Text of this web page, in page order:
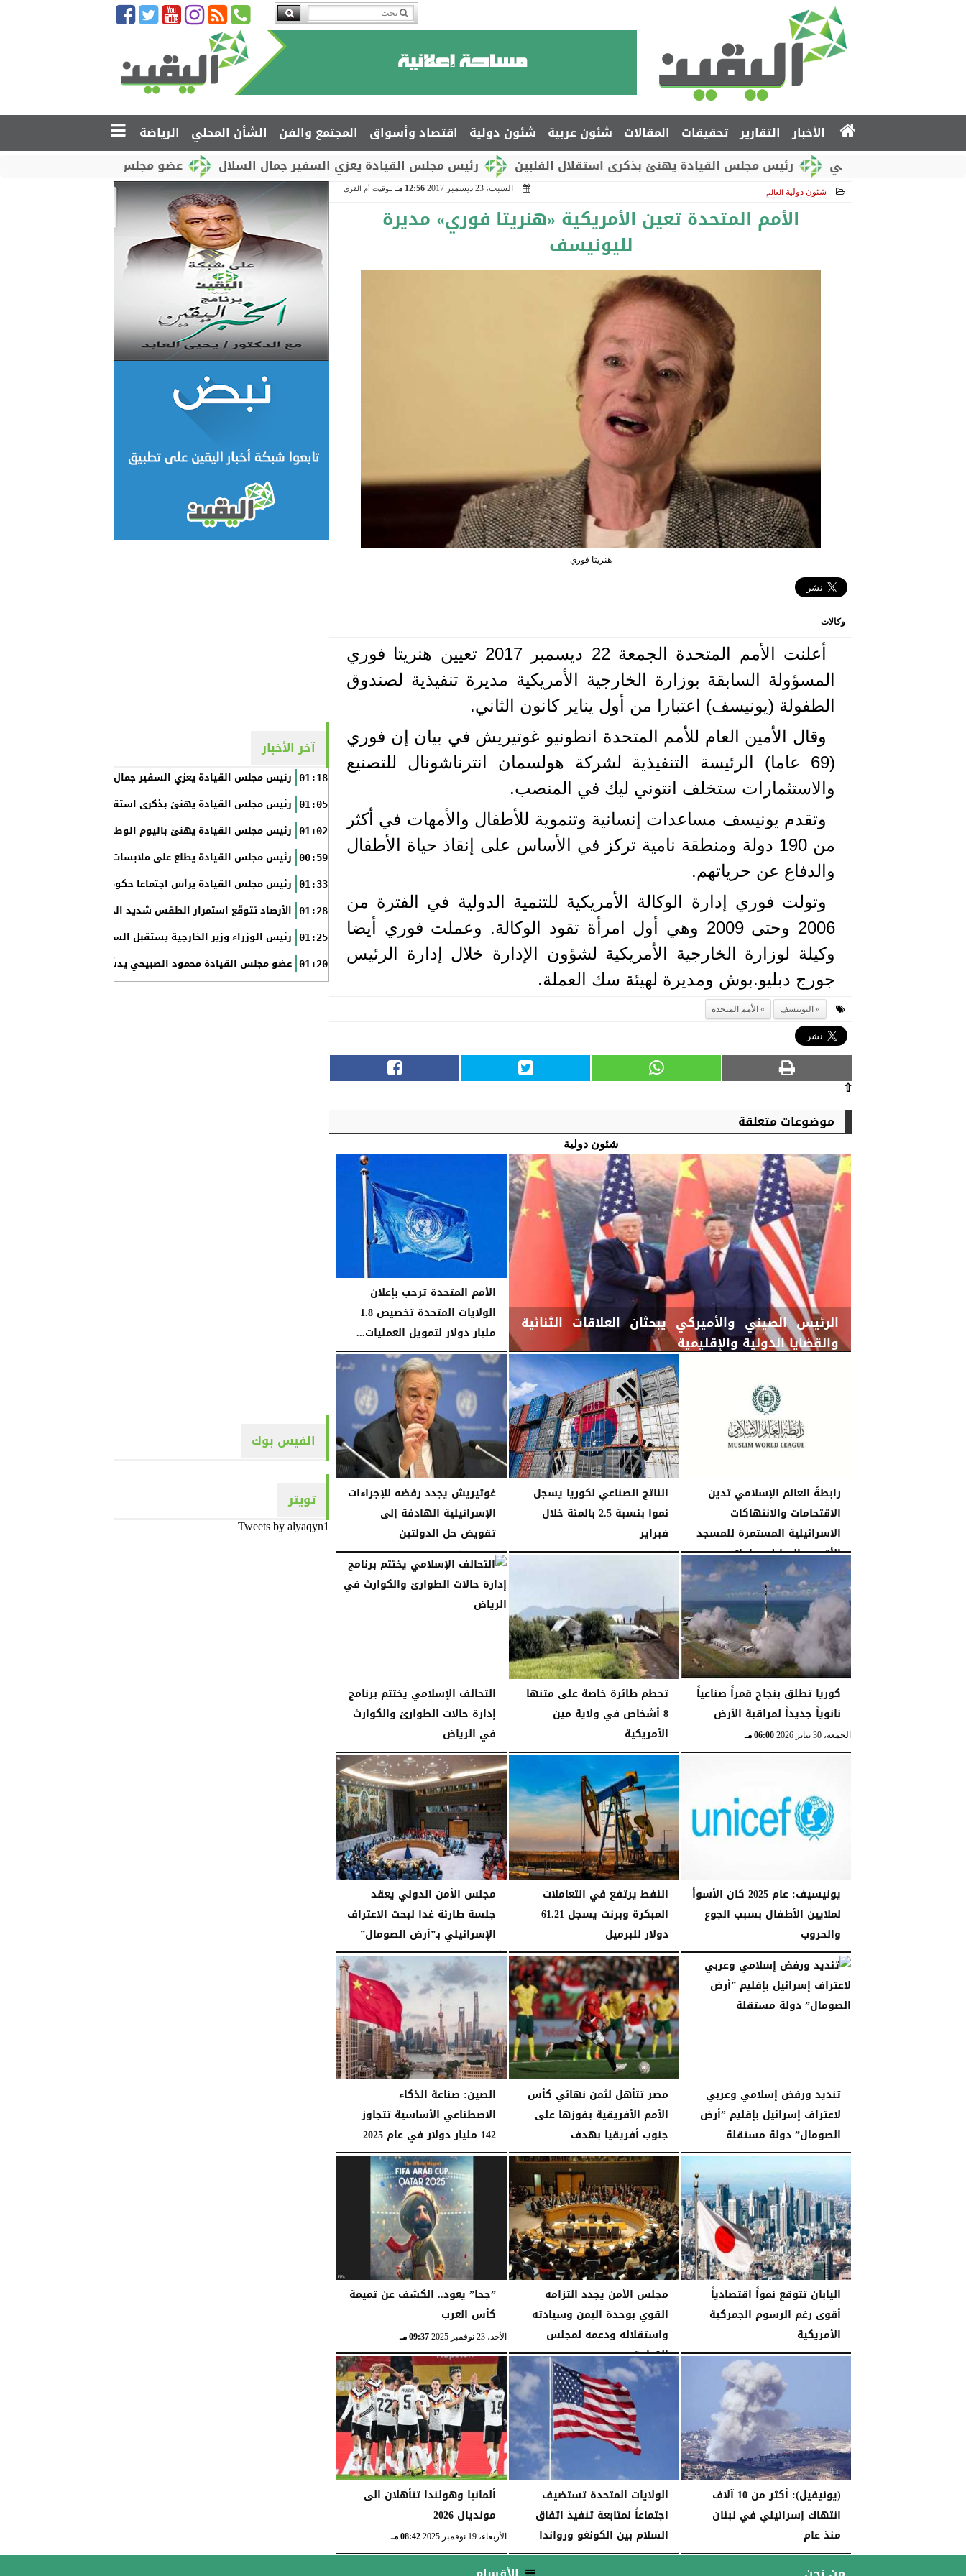
الأخبار التقارير تحقيقات المقالات شئون عربية شئون دولية اقتصاد وأسواق المجتمع والفن الشأن المحلي
الرياضة
عضو مجلس القيادة محمود الصبيحي يدشّن
رئيس مجلس القيادة يعزي السفير جمال السلال رئيس مجلس القيادة يهنئ بذكرى استقلال الفلبين
شئون دولية العالم السبت، 23 ديسمبر 2017 12:56 مـ بتوقيت أم القرى
الأمم المتحدة تعين الأمريكية «هنريتا فوري» مديرة
لليونيسف
هنريتا فوري
وكالات
أعلنت الأمم المتحدة الجمعة 22 ديسمبر 2017 تعيين هنريتا فوري
المسؤولة السابقة بوزارة الخارجية الأمريكية مديرة تنفيذية لصندوق
الطفولة (يونيسف) اعتبارا من أول يناير كانون الثاني.
وقال الأمين العام للأمم المتحدة انطونيو غوتيريش في بيان إن فوري
(69 عاما) الرئيسة التنفيذية لشركة هولسمان انترناشونال للتصنيع
والاستثمارات ستخلف انتوني ليك في المنصب.
وتقدم يونيسف مساعدات إنسانية وتنموية للأطفال والأمهات في أكثر
من 190 دولة ومنطقة نامية تركز في الأساس على إنقاذ حياة الأطفال
والدفاع عن حرياتهم.
وتولت فوري إدارة الوكالة الأمريكية للتنمية الدولية في الفترة من
2006 وحتى 2009 وهي أول امرأة تقود الوكالة. وعملت فوري أيضا
وكيلة لوزارة الخارجية الأمريكية لشؤون الإدارة خلال إدارة الرئيس
جورج دبليو.بوش ومديرة لهيئة سك العملة.
اليونيسف الأمم المتحدة
⇧
موضوعات متعلقة
شئون دولية
الرئيس الصيني والأميركي يبحثان العلاقات الثنائية
والقضايا الدولية والإقليمية
11:52 مـ
الأمم المتحدة ترحب بإعلان
الولايات المتحدة تخصيص 1.8
مليار دولار لتمويل العمليات...
الجمعة، 15 مايو 2026 11:17 مـ
رابطةُ العالم الإسلامي تدين
الاقتحامات والانتهاكات
الاسرائيلية المستمرة للمسجد
الأقصى المبارك وباحاتِه
الجمعة، 15 مايو 2026
الناتج الصناعي لكوريا يسجل
نموا بنسبة 2.5 بالمئة خلال
فبراير
الثلاثاء، 31 مارس 2026 02:50 مـ
غوتيريش يجدد رفضه للإجراءات
الإسرائيلية الهادفة إلى
تقويض حل الدولتين
الجمعة، 30 يناير 2026 06:11 مـ
كوريا تطلق بنجاح قمراً صناعياً
نانوياً جديداً لمراقبة الأرض
الجمعة، 30 يناير 2026 06:00 مـ
تحطم طائرة خاصة على متنها
8 أشخاص في ولاية مين
الأمريكية
الإثنين، 26 يناير 2026 04:35 مـ
التحالف الإسلامي يختتم برنامج
إدارة حالات الطوارئ والكوارث
في الرياض
الخميس، 1 يناير 2026 10:28 مـ
يونيسيف: عام 2025 كان الأسوأ
لملايين الأطفال بسبب الجوع
والحروب
الثلاثاء، 30 ديسمبر 2025 11:22 مـ
النفط يرتفع في التعاملات
المبكرة وبرنت يسجل 61.21
دولار للبرميل
الإثنين، 29 ديسمبر 2025 11:59 مـ
مجلس الأمن الدولي يعقد
جلسة طارئة غدا لبحث الاعتراف
الإسرائيلي بـ”أرض الصومال”
الأحد، 28 ديسمبر 2025 11:35 مـ
تنديد ورفض إسلامي وعربي
لاعتراف إسرائيل بإقليم ”أرض
الصومال” دولة مستقلة
السبت، 27 ديسمبر 2025 11:49 مـ
مصر تتأهل لثمن نهائي كأس
الأمم الأفريقية بفوزها على
جنوب أفريقيا بهدف
الجمعة، 26 ديسمبر 2025 11:05 مـ
الصين: صناعة الذكاء
الاصطناعي الأساسية تتجاوز
142 مليار دولار في عام 2025
الجمعة، 26 ديسمبر 2025 10:35 مـ
اليابان تتوقع نمواً اقتصادياً
أقوى رغم الرسوم الجمركية
الأمريكية
الخميس، 25 ديسمبر 2025 06:35 مـ
مجلس الأمن يجدد التزامه
القوي بوحدة اليمن وسيادته
واستقلاله ودعمه لمجلس
القيادة...
الأربعاء، 24 ديسمبر 2025 11:20 مـ
”جحا” يعود.. الكشف عن تميمة
كأس العرب
الأحد، 23 نوفمبر 2025 09:37 مـ
(يونيفيل): أكثر من 10 آلاف
انتهاك إسرائيلي في لبنان
منذ عام
الجمعة، 21 نوفمبر 2025 10:53 مـ
الولايات المتحدة تستضيف
اجتماعاً لمتابعة تنفيذ اتفاق
السلام بين الكونغو ورواندا
الجمعة، 21 نوفمبر 2025 10:41 مـ
ألمانيا وهولندا تتأهلان الى
مونديال 2026
الأربعاء، 19 نوفمبر 2025 08:42 مـ
آخر الأخبار
01:18 رئيس مجلس القيادة يعزي السفير جمال السلال
01:05 رئيس مجلس القيادة يهنئ بذكرى استقلال الفلبين
01:02 رئيس مجلس القيادة يهنئ باليوم الوطني الروسي
00:59 رئيس مجلس القيادة يطلع على ملابسات حادثة إطلاق النار في
01:33 رئيس مجلس القيادة يرأس اجتماعا حكوميا مصغرا لدعم جهود
01:28 الأرصاد تتوقّع استمرار الطقس شديد الحرارة بالسواحل والصحاري
01:25 رئيس الوزراء وزير الخارجية يستقبل السفير الأمريكي
01:20 عضو مجلس القيادة محمود الصبيحي يدشّن اختبارات الثانوية
الفيس بوك
تويتر
Tweets by alyaqyn1